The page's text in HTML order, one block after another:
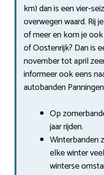
km) dan is een vier-
overwegen waard. Rij
of meer en kom je
of Oostenrijk? Dan is
november tot april
informeer ook eens
autobanden
Op
jaar rijden.
Winterbanden
elke winter
winterse